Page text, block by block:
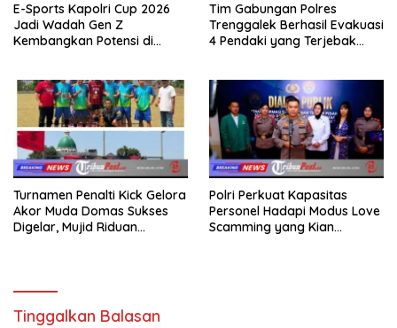
E-Sports Kapolri Cup 2026
Jadi Wadah Gen Z
Kembangkan Potensi di
Tim Gabungan Polres
Trenggalek Berhasil Evakuasi
4 Pendaki yang Terjebak
Turnamen Penalti Kick Gelora
Akor Muda Domas Sukses
Digelar, Mujid Riduan
Polri Perkuat Kapasitas
Personel Hadapi Modus Love
Scamming yang Kian
Tinggalkan Balasan